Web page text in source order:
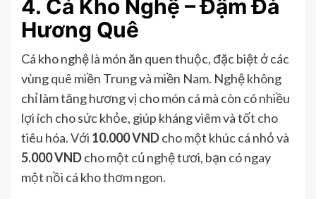
4. Cá Kho Nghệ – Đậm Đà
Hương Quê
Cá kho nghệ là món ăn quen thuộc, đặc biệt ở các
vùng quê miền Trung và miền Nam. Nghệ không
chỉ làm tăng hương vị cho món cá mà còn có nhiều
lợi ích cho sức khỏe, giúp kháng viêm và tốt cho
tiêu hóa. Với 10.000 VNDcho một khúc cá nhỏ và
5.000 VNDcho một củ nghệ tươi, bạn có ngay
một nồi cá kho thơm ngon.